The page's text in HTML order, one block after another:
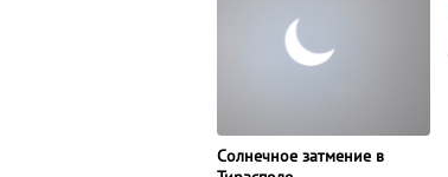
Солнечное затмение в